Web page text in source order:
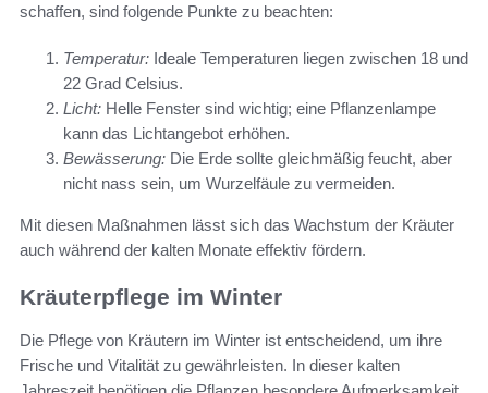
schaffen, sind folgende Punkte zu beachten:
Temperatur: Ideale Temperaturen liegen zwischen 18 und
22 Grad Celsius.
Licht: Helle Fenster sind wichtig; eine Pflanzenlampe
kann das Lichtangebot erhöhen.
Bewässerung: Die Erde sollte gleichmäßig feucht, aber
nicht nass sein, um Wurzelfäule zu vermeiden.
Mit diesen Maßnahmen lässt sich das Wachstum der Kräuter
auch während der kalten Monate effektiv fördern.
Kräuterpflege im Winter
Die Pflege von Kräutern im Winter ist entscheidend, um ihre
Frische und Vitalität zu gewährleisten. In dieser kalten